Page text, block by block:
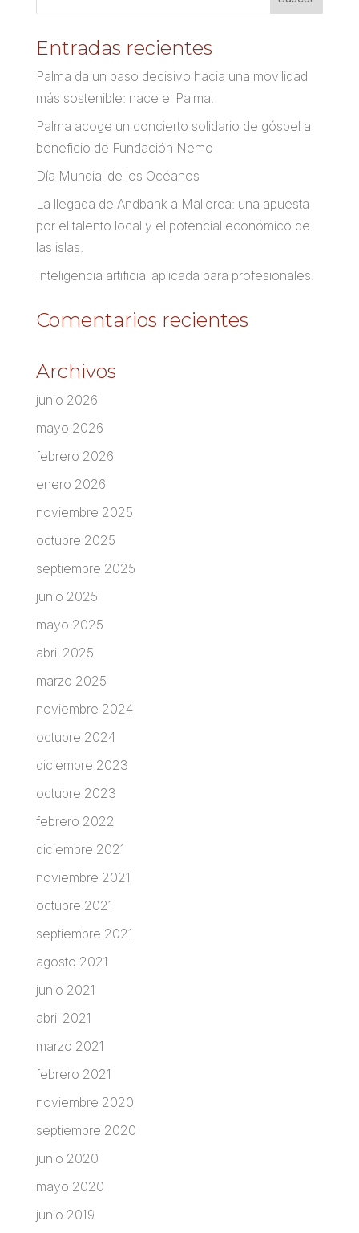
Entradas recientes
Palma da un paso decisivo hacia una movilidad
más sostenible: nace el Palma.
Palma acoge un concierto solidario de góspel a
beneficio de Fundación Nemo
Día Mundial de los Océanos
La llegada de Andbank a Mallorca: una apuesta
por el talento local y el potencial económico de
las islas.
Inteligencia artificial aplicada para profesionales.
Comentarios recientes
Archivos
junio 2026
mayo 2026
febrero 2026
enero 2026
noviembre 2025
octubre 2025
septiembre 2025
junio 2025
mayo 2025
abril 2025
marzo 2025
noviembre 2024
octubre 2024
diciembre 2023
octubre 2023
febrero 2022
diciembre 2021
noviembre 2021
octubre 2021
septiembre 2021
agosto 2021
junio 2021
abril 2021
marzo 2021
febrero 2021
noviembre 2020
septiembre 2020
junio 2020
mayo 2020
junio 2019